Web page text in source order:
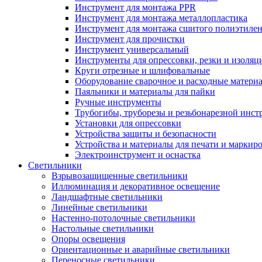
Инструмент для монтажа PPR
Инструмент для монтажа металлопластика
Инструмент для монтажа сшитого
Инструмент для прочистки
Инструмент универсальный
Инструменты для опрессовки, резки и
Круги отрезные и шлифовальные
Оборудование сварочное и расходные
Паяльники и материалы для пайки
Ручные инструменты
Трубогибы, труборезы и резьбонарезной
Установки для опрессовки
Устройства защиты и безопасности
Устройства и материалы для печати и
Электроинструмент и оснастка
Светильники
Взрывозащищенные светильники
Иллюминация и декоративное освещение
Ландшафтные светильники
Линейные светильники
Настенно-потолочные светильники
Настольные светильники
Опоры освещения
Ориентационные и аварийные светильники
Переносные светильники